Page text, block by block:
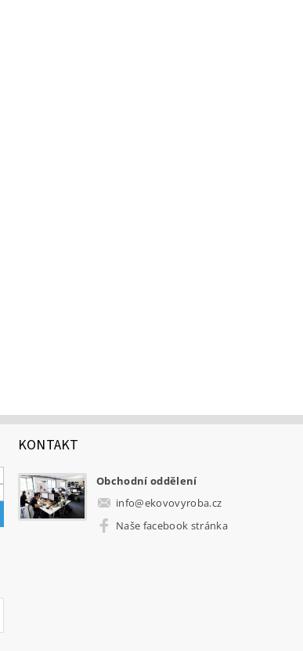
KONTAKT
Obchodní oddělení
info@ekovovyroba.cz
Naše facebook stránka